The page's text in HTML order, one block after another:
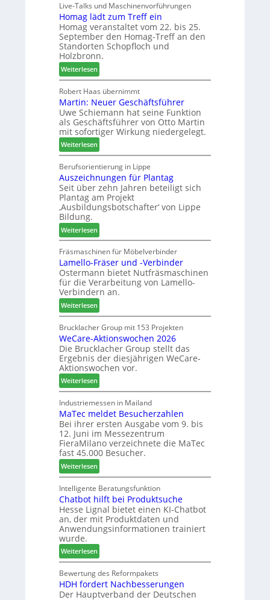
e
n
a
u
s
f
ü
r
W
e
m
h
ö
n
e
r
c
h
e
n
s
t
a
u
r
a
u
m
-
S
o
r
t
i
m
e
n
t
Live-Talks und Maschinenvorführungen
Homag lädt zum Treff ein
Homag veranstaltet vom 22. bis 25.
September den Homag-Treff an den
Standorten Schopfloch und
Holzbronn.
Weiterlesen:
H
o
m
a
g
l
ä
d
t
z
u
m
T
e
f
f
e
i
n
Robert Haas übernimmt
Martin: Neuer Geschäftsführer
Uwe Schiemann hat seine Funktion
als Geschäftsführer von Otto Martin
mit sofortiger Wirkung niedergelegt.
Weiterlesen:
M
a
r
t
i
n
N
e
u
e
r
G
e
s
c
h
ä
f
t
s
f
ü
h
r
e
r
Berufsorientierung in Lippe
Auszeichnungen für Plantag
Seit über zehn Jahren beteiligt sich
Plantag am Projekt
‚Ausbildungsbotschafter‘ von Lippe
Bildung.
Weiterlesen:
A
u
s
z
e
i
c
h
n
u
n
g
e
n
f
ü
r
P
l
a
n
t
a
g
Fräsmaschinen für Möbelverbinder
Lamello-Fräser und -Verbinder
Ostermann bietet Nutfräsmaschinen
für die Verarbeitung von Lamello-
Verbindern an.
Weiterlesen:
L
a
m
e
l
l
o
-
F
r
ä
s
e
r
u
n
d
-
V
e
r
b
i
n
d
e
r
Brucklacher Group mit 153 Projekten
WeCare-Aktionswochen 2026
Die Brucklacher Group stellt das
Ergebnis der diesjährigen WeCare-
Aktionswochen vor.
Weiterlesen:
W
e
C
a
r
e
-
A
k
t
i
o
n
s
w
o
c
h
e
n
Industriemessen in Mailand
MaTec meldet Besucherzahlen
Bei ihrer ersten Ausgabe vom 9. bis
12. Juni im Messezentrum
FieraMilano verzeichnete die MaTec
fast 45.000 Besucher.
Weiterlesen:
M
a
T
e
c
m
l
d
e
t
B
Intelligente Beratungsfunktion
Chatbot hilft bei Produktsuche
Hesse Lignal bietet einen KI-Chatbot
an, der mit Produktdaten und
Anwendungsinformationen trainiert
wurde.
Weiterlesen:
C
h
a
t
Bewertung des Reformpakets
HDH fordert Nachbesserungen
Der Hauptverband der Deutschen